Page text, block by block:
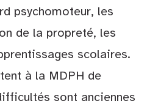
psychomoteur, les
de la propreté, les
scolaires.
à la MDPH de
sont anciennes